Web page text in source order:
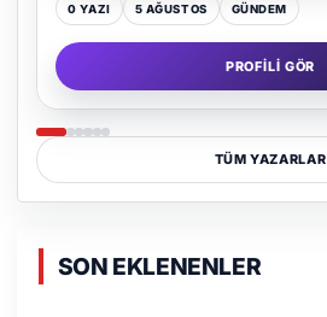
0 YAZI 16 TEMMUZ GÜNDEM
PROFILI GÖR
TÜM YAZARLAR
SON EKLENENLER